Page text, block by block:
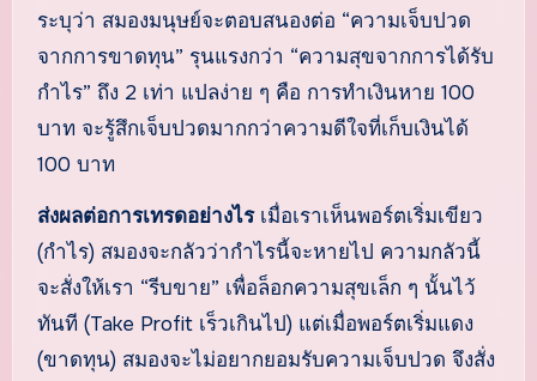
ระบุว่า สมองมนุษย์จะตอบสนองต่อ “ความเจ็บปวด
จากการขาดทุน” รุนแรงกว่า “ความสุขจากการได้รับ
กำไร” ถึง 2 เท่า แปลง่าย ๆ คือ การทำเงินหาย 100
บาท จะรู้สึกเจ็บปวดมากกว่าความดีใจที่เก็บเงินได้
100 บาท
ส่งผลต่อการเทรดอย่างไรเมื่อเราเห็นพอร์ตเริ่มเขียว
(กำไร) สมองจะกลัวว่ากำไรนี้จะหายไป ความกลัวนี้
จะสั่งให้เรา “รีบขาย” เพื่อล็อกความสุขเล็ก ๆ นั้นไว้
ทันที (Take Profit เร็วเกินไป) แต่เมื่อพอร์ตเริ่มแดง
(ขาดทุน) สมองจะไม่อยากยอมรับความเจ็บปวด จึงสั่ง